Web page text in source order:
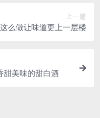
上一篇
么做让味道更上一层楼
甜美味的甜白酒